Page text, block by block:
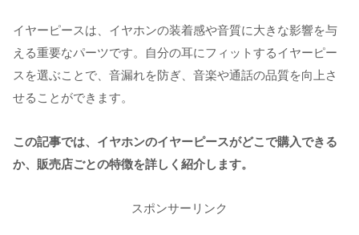
イヤーピースは、イヤホンの装着感や音質に大きな影響を与
える重要なパーツです。自分の耳にフィットするイヤーピー
スを選ぶことで、音漏れを防ぎ、音楽や通話の品質を向上さ
せることができます。
この記事では、イヤホンのイヤーピースがどこで購入できる
か、販売店ごとの特徴を詳しく紹介します。
スポンサーリンク